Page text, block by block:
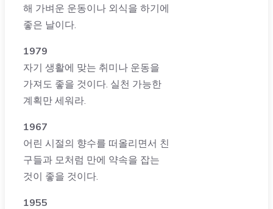
해 가벼운 운동이나 외식을 하기에
좋은 날이다.
1979
자기 생활에 맞는 취미나 운동을
가져도 좋을 것이다. 실천 가능한
계획만 세워라.
1967
어린 시절의 향수를 떠올리면서 친
구들과 모처럼 만에 약속을 잡는
것이 좋을 것이다.
1955